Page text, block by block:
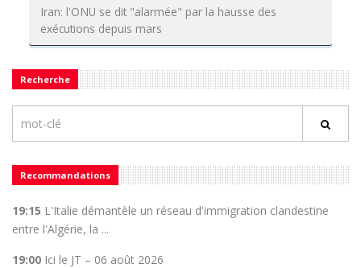
Iran: l'ONU se dit "alarmée" par la hausse des
exécutions depuis mars
Recherche
Recommandations
19:15 L'Italie démantèle un réseau d'immigration clandestine
entre l'Algérie, la ...
19:00 Ici le JT – 06 août 2026